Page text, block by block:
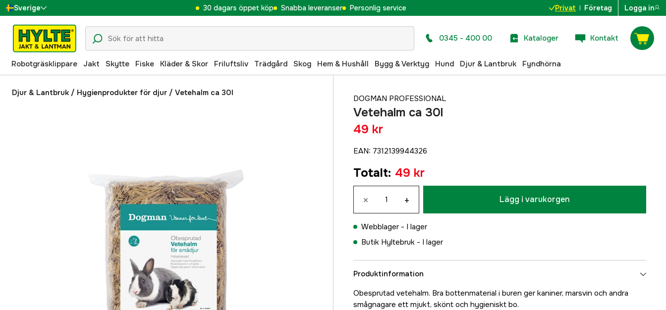
Sverige
Danmark
Suomi
Norge
Deutschland
30 dagars öppet köp Snabba leveranser Personlig service Privat Företag Logga in
0345 - 400 00 Kataloger Kontakt
Robotgräsklippare Jakt Skytte Fiske Kläder & Skor Friluftsliv Trädgård Skog Hem & Hushåll Bygg & Verktyg Hund Djur & Lantbruk Fyndhörna
Djur & Lantbruk / Hygienprodukter för djur / Vetehalm ca 30l
DOGMAN PROFESSIONAL
Vetehalm ca 30l
49 kr
EAN: 7312139944326
Totalt: 49 kr
× + Lägg i varukorgen
Webblager - I lager
Butik Hyltebruk - I lager
Produktinformation
Obesprutad vetehalm. Bra bottenmaterial i buren ger kaniner, marsvin och andra
smågnagare ett mjukt, skönt och hygieniskt bo.